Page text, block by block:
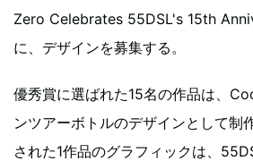
Zero Celebrates 55DSL's 15th
に、デザインを募集する。
優秀賞に選ばれた15名の作品は、
ンツアーボトルのデザインとして制
された1作品のグラフィックは、